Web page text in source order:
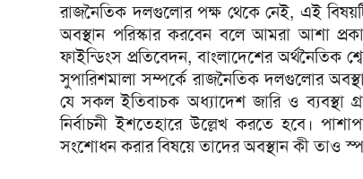
রাজনৈতিক দলগুলোর পক্ষ থেকে নেই, এই
অবস্থান পরিস্কার করবেন বলে আমরা আশা
ফাইন্ডিংস প্রতিবেদন, বাংলাদেশের অর্থনৈতিক
সুপারিশমালা সম্পর্কে রাজনৈতিক দলগুলোর
যে সকল ইতিবাচক অধ্যাদেশ জারি ও ব্যবস্থা
নির্বাচনী ইশতেহারে উল্লেখ করতে হবে।
সংশোধন করার বিষয়ে তাদের অবস্থান কী তাও